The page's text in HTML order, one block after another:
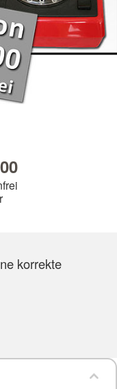
korrekte